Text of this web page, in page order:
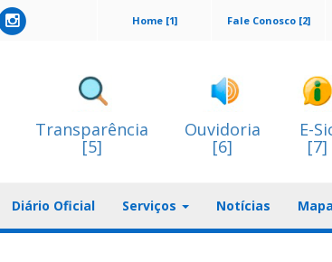
Fale Conosco [2]
Home [1]
Transparência
[5]
Ouvidoria
[6]
E-
[7]
Diário Oficial Serviços Notícias